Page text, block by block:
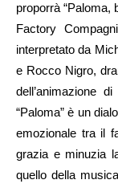
proporrà “Paloma,
Factory
interpretato da
e Rocco Nigro,
dell’animazione
“Paloma” è un
emozionale tra il
grazia e minuzia
quello della